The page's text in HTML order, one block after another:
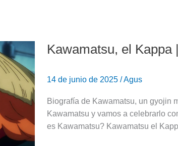
Kawamatsu, el Kappa
14 de junio de 2025 /Agus
Biografía de Kawamatsu, un gyojin
Kawamatsu y vamos a celebrarlo
es Kawamatsu? Kawamatsu el
Kawamatsu,
|
One
Piece